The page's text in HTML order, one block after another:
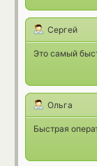
Сергей
Это самый
Ольга
Быстрая